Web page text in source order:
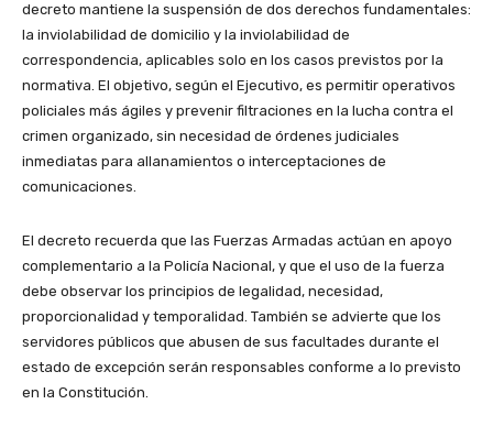
decreto mantiene la suspensión de dos derechos fundamentales:
la inviolabilidad de domicilio y la inviolabilidad de
correspondencia, aplicables solo en los casos previstos por la
normativa. El objetivo, según el Ejecutivo, es permitir operativos
policiales más ágiles y prevenir filtraciones en la lucha contra el
crimen organizado, sin necesidad de órdenes judiciales
inmediatas para allanamientos o interceptaciones de
comunicaciones.
El decreto recuerda que las Fuerzas Armadas actúan en apoyo
complementario a la Policía Nacional, y que el uso de la fuerza
debe observar los principios de legalidad, necesidad,
proporcionalidad y temporalidad. También se advierte que los
servidores públicos que abusen de sus facultades durante el
estado de excepción serán responsables conforme a lo previsto
en la Constitución.